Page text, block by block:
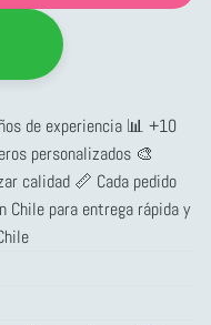
de experiencia 📊 +10
personalizados 🎨
calidad 📏 Cada pedido
para entrega rápida y